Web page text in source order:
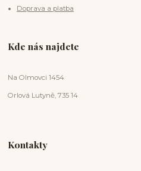
Doprava a platba
Kde nás najdete
Na Olmovci 1454
Orlová Lutyně, 735 14
Kontakty